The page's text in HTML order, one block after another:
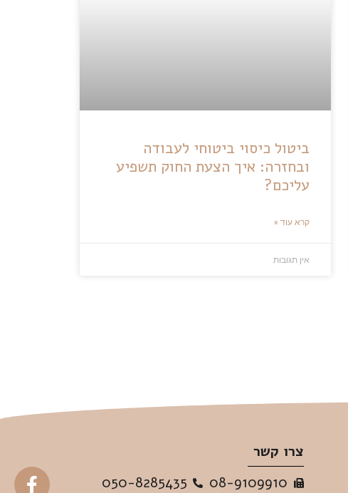
ביטול כיסוי ביטוחי לעבודה
ובחזרה: איך הצעת החוק תשפיע
עליכם?
קרא עוד »
אין תגובות
צרו קשר
08-9109910
050-8285435